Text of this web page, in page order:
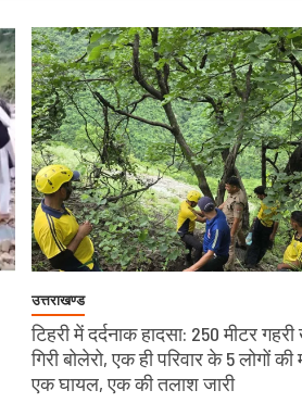
उत्तराखण्ड
टिहरी में दर्दनाक हादसा: 250 मीटर
गिरी बोलेरो, एक ही परिवार के 5 लोगों की
एक घायल, एक की तलाश जारी